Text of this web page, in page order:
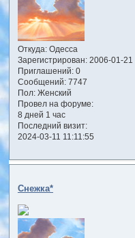
Откуда:Одесса
Зарегистрирован: 2006-01-21
Приглашений:0
Сообщений:7747
Пол:Женский
Провел на форуме:
8 дней 1 час
Последний визит:
2024-03-11 11:11:55
Снежка*